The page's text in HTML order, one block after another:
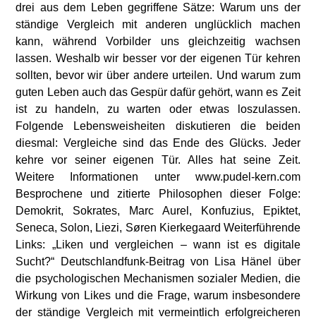
drei aus dem Leben gegriffene Sätze: Warum uns der
ständige Vergleich mit anderen unglücklich machen
kann, während Vorbilder uns gleichzeitig wachsen
lassen. Weshalb wir besser vor der eigenen Tür kehren
sollten, bevor wir über andere urteilen. Und warum zum
guten Leben auch das Gespür dafür gehört, wann es Zeit
ist zu handeln, zu warten oder etwas loszulassen.
Folgende Lebensweisheiten diskutieren die beiden
diesmal: Vergleiche sind das Ende des Glücks. Jeder
kehre vor seiner eigenen Tür. Alles hat seine Zeit.
Weitere Informationen unter www.pudel-kern.com
Besprochene und zitierte Philosophen dieser Folge:
Demokrit, Sokrates, Marc Aurel, Konfuzius, Epiktet,
Seneca, Solon, Liezi, Søren Kierkegaard Weiterführende
Links: „Liken und vergleichen – wann ist es digitale
Sucht?“ Deutschlandfunk-Beitrag von Lisa Hänel über
die psychologischen Mechanismen sozialer Medien, die
Wirkung von Likes und die Frage, warum insbesondere
der ständige Vergleich mit vermeintlich erfolgreicheren